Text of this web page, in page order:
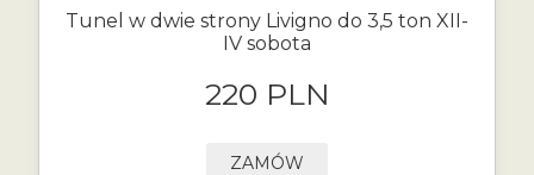
Tunel w dwie strony Livigno do 3,5 ton XII-
IV sobota
220 PLN
ZAMÓW